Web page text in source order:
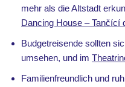
mehr als die Altstadt
Dancing House – Tančící
Budgetreisende sollten
umsehen, und im
Familienfreundlich und